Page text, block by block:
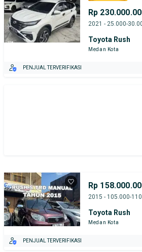
Rp
2021 - 25.000-
Toyota Rush
Medan Kota
PENJUAL TERVERIFIKASI
Rp
2015 - 105.000-
Toyota Rush
Medan Kota
PENJUAL TERVERIFIKASI